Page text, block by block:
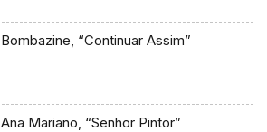
Bombazine, “Continuar Assim”
Ana Mariano, “Senhor Pintor”